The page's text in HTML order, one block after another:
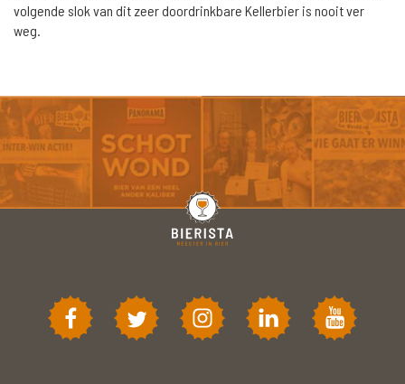
volgende slok van dit zeer doordrinkbare Kellerbier is nooit ver
weg.